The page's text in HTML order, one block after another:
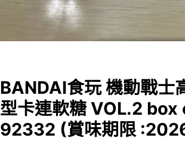
BANDAI食玩 機動戰士
型卡連軟糖 VOL.2
92332 (賞味期限